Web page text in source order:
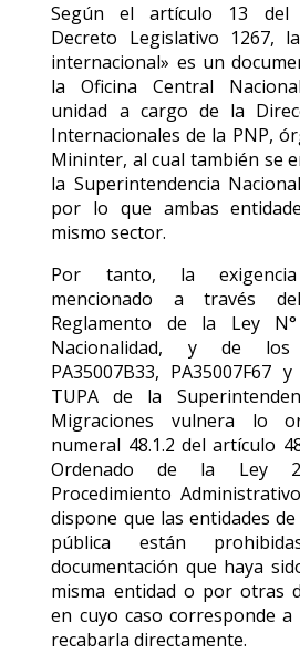
Según el artículo 13 del
Decreto Legislativo 1267,
internacional» es un
la Oficina Central
unidad a cargo de la
Internacionales de la PNP,
Mininter, al cual también se
la Superintendencia
por lo que ambas
mismo sector.
Por tanto, la
mencionado a través
Reglamento de la Ley
Nacionalidad, y de los
PA35007B33, PA35007F67
TUPA de la
Migraciones vulnera lo
numeral 48.1.2 del artículo
Ordenado de la Ley
Procedimiento
dispone que las entidades
pública están
documentación que haya
misma entidad o por otras
en cuyo caso corresponde
recabarla directamente.